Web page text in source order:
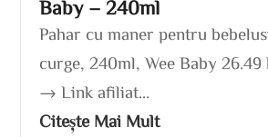
Baby – 240ml
Pahar cu maner pentru
curge, 240ml, Wee Baby
→ Link afiliat...
Citește Mai Mult